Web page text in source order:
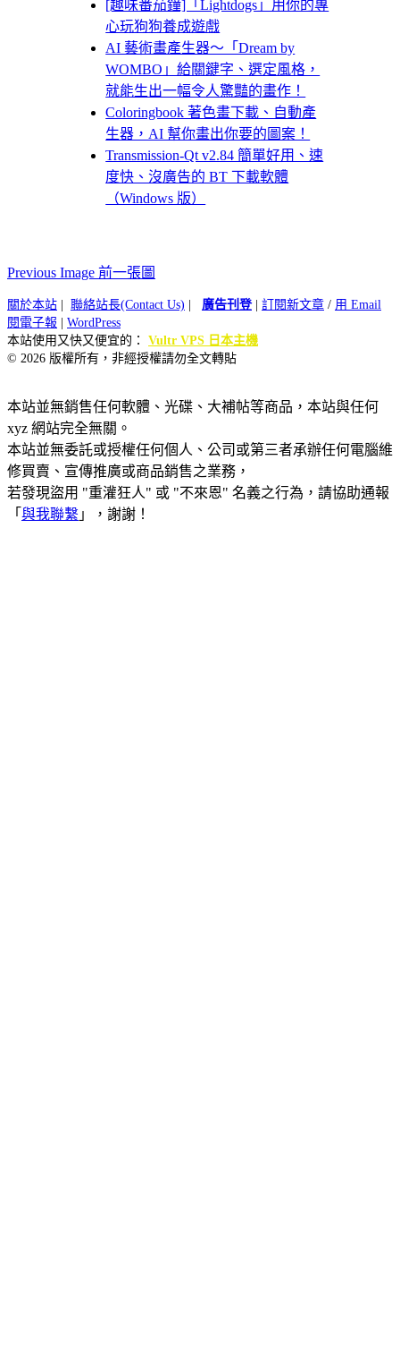
[趣味番茄鐘]「Lightdogs」用你的專
心玩狗狗養成遊戲
AI 藝術畫產生器～「Dream by
WOMBO」給關鍵字、選定風格，
就能生出一幅令人驚豔的畫作！
Coloringbook 著色畫下載、自動產
生器，AI 幫你畫出你要的圖案！
Transmission-Qt v2.84 簡單好用、速
度快、沒廣告的 BT 下載軟體
（Windows 版）
Previous Image 前一張圖
關於本站 聯絡站長(Contact Us) 廣告刊登| 訂閱新文章 / 用 Email
閱電子報
WordPress
本站使用又快又便宜的： Vultr VPS 日本主機
© 2026 版權所有，非經授權請勿全文轉貼
本站並無銷售任何軟體、光碟、大補帖等商品，本站與任何
xyz 網站完全無關。
本站並無委託或授權任何個人、公司或第三者承辦任何電腦維
修買賣、宣傳推廣或商品銷售之業務，
若發現盜用 "重灌狂人" 或 "不來恩" 名義之行為，請協助通報
「 與我聯繫 」，謝謝！